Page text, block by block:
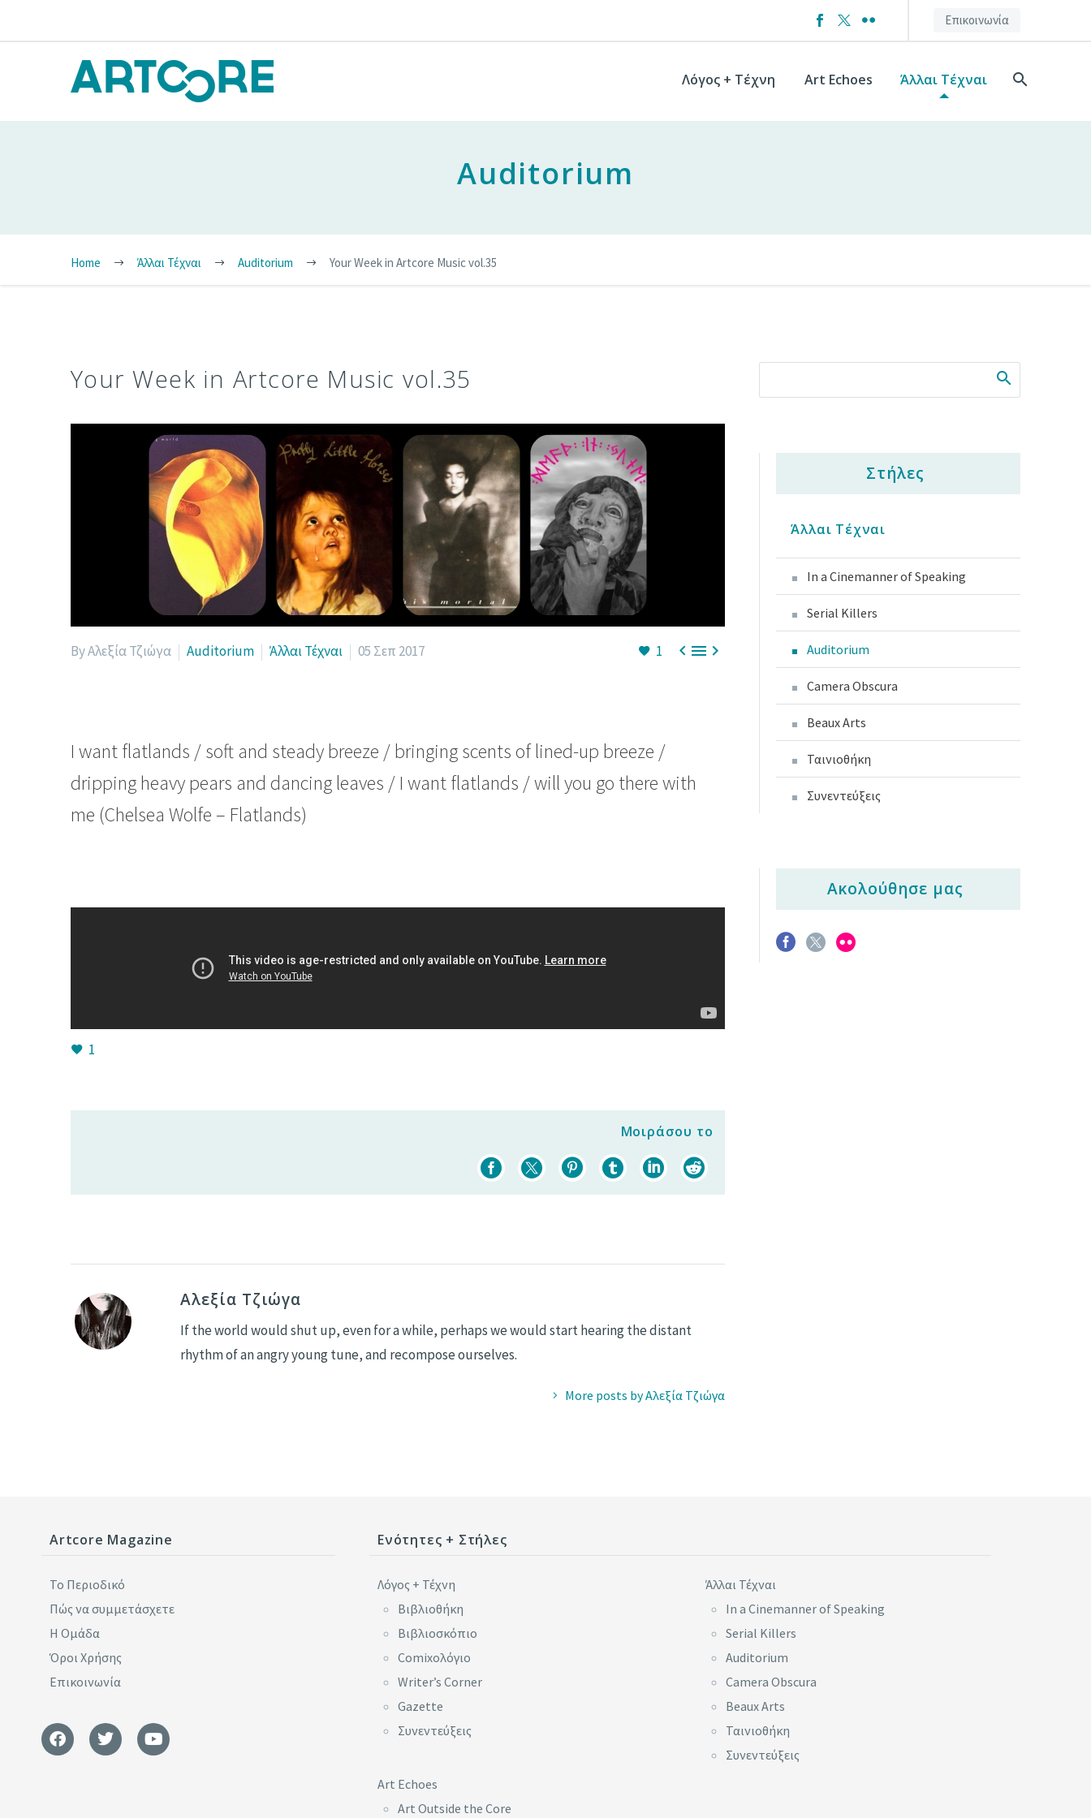
Επικοινωνία
Λόγος + Τέχνη Art Echoes Άλλαι Τέχναι
Auditorium
Home Άλλαι Τέχναι Auditorium Your Week in Artcore Music vol.35
Your Week in Artcore Music vol.35
1 
By Αλεξία Τζιώγα Auditorium Άλλαι Τέχναι 05 Σεπ 2017
I want flatlands / soft and steady breeze / bringing scents of lined-up breeze /
dripping heavy pears and dancing leaves / I want flatlands / will you go there with
me (Chelsea Wolfe – Flatlands)
1
Μοιράσου το
Αλεξία Τζιώγα
If the world would shut up, even for a while, perhaps we would start hearing the distant
rhythm of an angry young tune, and recompose ourselves.
More posts by Αλεξία Τζιώγα
Στήλες
Άλλαι Τέχναι
In a Cinemanner of Speaking
Serial Killers
Auditorium
Camera Obscura
Beaux Arts
Ταινιοθήκη
Συνεντεύξεις
Ακολούθησε μας
Artcore Magazine
Το Περιοδικό
Πώς να συμμετάσχετε
Η Ομάδα
Όροι Χρήσης
Επικοινωνία
Ενότητες + Στήλες
Λόγος + Τέχνη
Βιβλιοθήκη
Βιβλιοσκόπιο
Comixoλόγιο
Writer’s Corner
Gazette
Συνεντεύξεις
Art Echoes
Art Outside the Core
Άλλαι Τέχναι
In a Cinemanner of Speaking
Serial Killers
Auditorium
Camera Obscura
Beaux Arts
Ταινιοθήκη
Συνεντεύξεις